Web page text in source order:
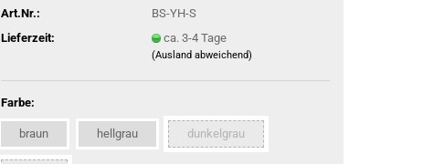
Art.Nr.:
BS-YH-S
Lieferzeit:
ca. 3-4 Tage
(Ausland abweichend)
Farbe:
braun hellgrau dunkelgrau